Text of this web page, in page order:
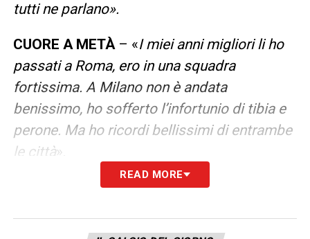
tutti ne parlano».
CUORE A METÀ– «I miei anni migliori li ho
passati a Roma, ero in una squadra
fortissima. A Milano non è andata
benissimo, ho sofferto l’infortunio di tibia e
perone. Ma ho ricordi bellissimi di entrambe
le città».
Correa è un po’ sottovalutato,
grande centrocampo. Luis Alberto, Leiva e
READ MORE